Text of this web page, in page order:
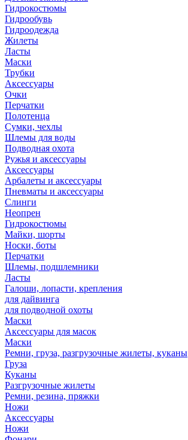
Гидрокостюмы
Гидрообувь
Гидроодежда
Жилеты
Ласты
Маски
Трубки
Аксессуары
Очки
Перчатки
Полотенца
Сумки, чехлы
Шлемы для воды
Подводная охота
Ружья и аксессуары
Аксессуары
Арбалеты и аксессуары
Пневматы и аксессуары
Слинги
Неопрен
Гидрокостюмы
Майки, шорты
Носки, боты
Перчатки
Шлемы, подшлемники
Ласты
Галоши, лопасти, крепления
для дайвинга
для подводной охоты
Маски
Аксессуары для масок
Маски
Ремни, груза, разгрузочные жилеты, куканы
Груза
Куканы
Разгрузочные жилеты
Ремни, резина, пряжки
Ножи
Аксессуары
Ножи